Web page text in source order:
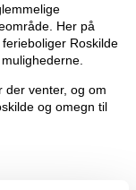
Her på
Roskilde
der venter, og om
og omegn til